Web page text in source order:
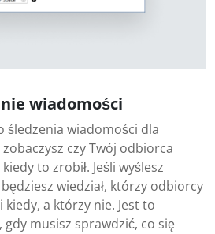
wiadomości
śledzenia wiadomości dla
czy Twój odbiorca
to zrobił. Jeśli wyślesz
wiedział, którzy odbiorcy
a którzy nie. Jest to
musisz sprawdzić, co się